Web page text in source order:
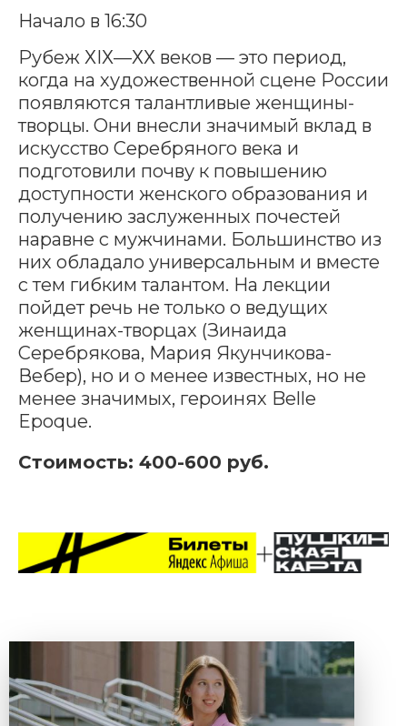
Начало в 16:30
Рубеж ХIХ—ХХ веков — это период,
когда на художественной сцене России
появляются талантливые женщины-
творцы. Они внесли значимый вклад в
искусство Серебряного века и
подготовили почву к повышению
доступности женского образования и
получению заслуженных почестей
наравне с мужчинами. Большинство из
них обладало универсальным и вместе
с тем гибким талантом. На лекции
пойдет речь не только о ведущих
женщинах-творцах (Зинаида
Серебрякова, Мария Якунчикова-
Вебер), но и о менее известных, но не
менее значимых, героинях Belle
Epoque.
Стоимость: 400-600 руб.